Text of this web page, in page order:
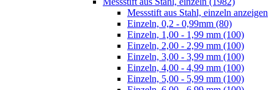
Messstift aus Stahl, einzeln anzeigen
Einzeln, 0,2 - 0,99mm (80)
Einzeln, 1,00 - 1,99 mm (100)
Einzeln, 2,00 - 2,99 mm (100)
Einzeln, 3,00 - 3,99 mm (100)
Einzeln, 4,00 - 4,99 mm (100)
Einzeln, 5,00 - 5,99 mm (100)